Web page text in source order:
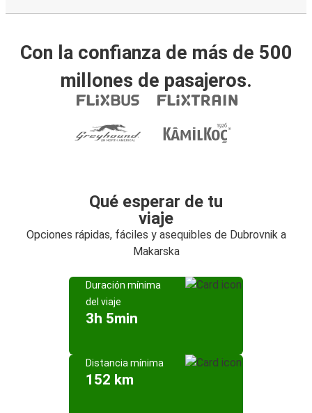
Con la confianza de más de 500
millones de pasajeros.
Qué esperar de tu
viaje
Opciones rápidas, fáciles y asequibles de Dubrovnik a
Makarska
Duración mínima
del viaje
3h 5min
Distancia mínima
152 km